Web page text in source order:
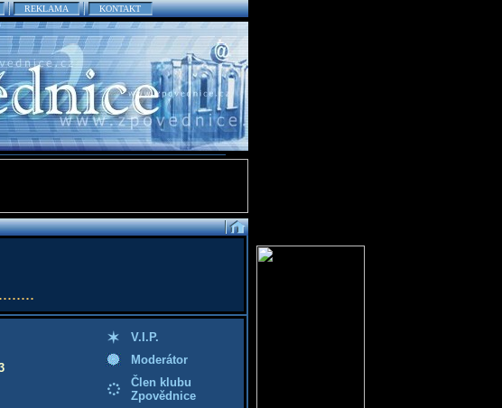
REKLAMA KONTAKT
V.I.P.
Moderátor
Člen klubu
Zpovědnice